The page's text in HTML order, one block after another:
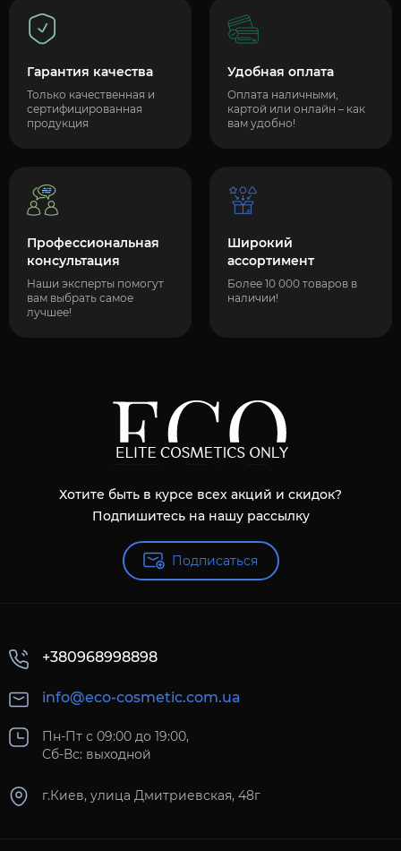
Гарантия качества
Только качественная и
сертифицированная
продукция
Удобная оплата
Оплата наличными,
картой или онлайн – как
вам удобно!
Профессиональная
консультация
Наши эксперты помогут
вам выбрать самое
лучшее!
Широкий
ассортимент
Более 10 000 товаров в
наличии!
Хотите быть в курсе всех акций и скидок?
Подпишитесь на нашу рассылку
Подписаться
+380968998898
info@eco-cosmetic.com.ua
Пн-Пт с 09:00 до 19:00,
Сб-Вс: выходной
г.Киев, улица Дмитриевская, 48г